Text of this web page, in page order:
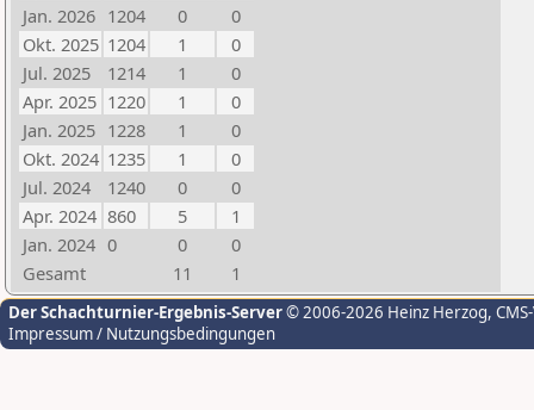
Jan. 2026 1204 0
0
Okt. 2025 1204 1
0
Jul. 2025
1214 1
0
Apr. 2025 1220 1
0
Jan. 2025 1228 1
0
Okt. 2024 1235 1
0
Jul. 2024
1240 0
0
Apr. 2024 860 5
1
Jan. 2024 0 0
0
Gesamt
11 1
Der Schachturnier-Ergebnis-Server© 2006-2026 Heinz Herzog,
Impressum / Nutzungsbedingungen